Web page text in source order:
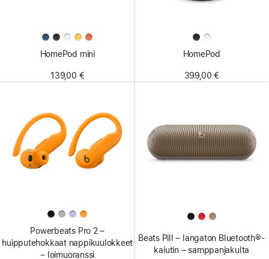
HomePod mini
139,00 €
HomePod
399,00 €
Powerbeats Pro 2 –
huipputehokkaat nappikuulokkeet
– loimuoranssi
Beats Pill – langaton Bluetooth®-
kaiutin – samppanjakulta